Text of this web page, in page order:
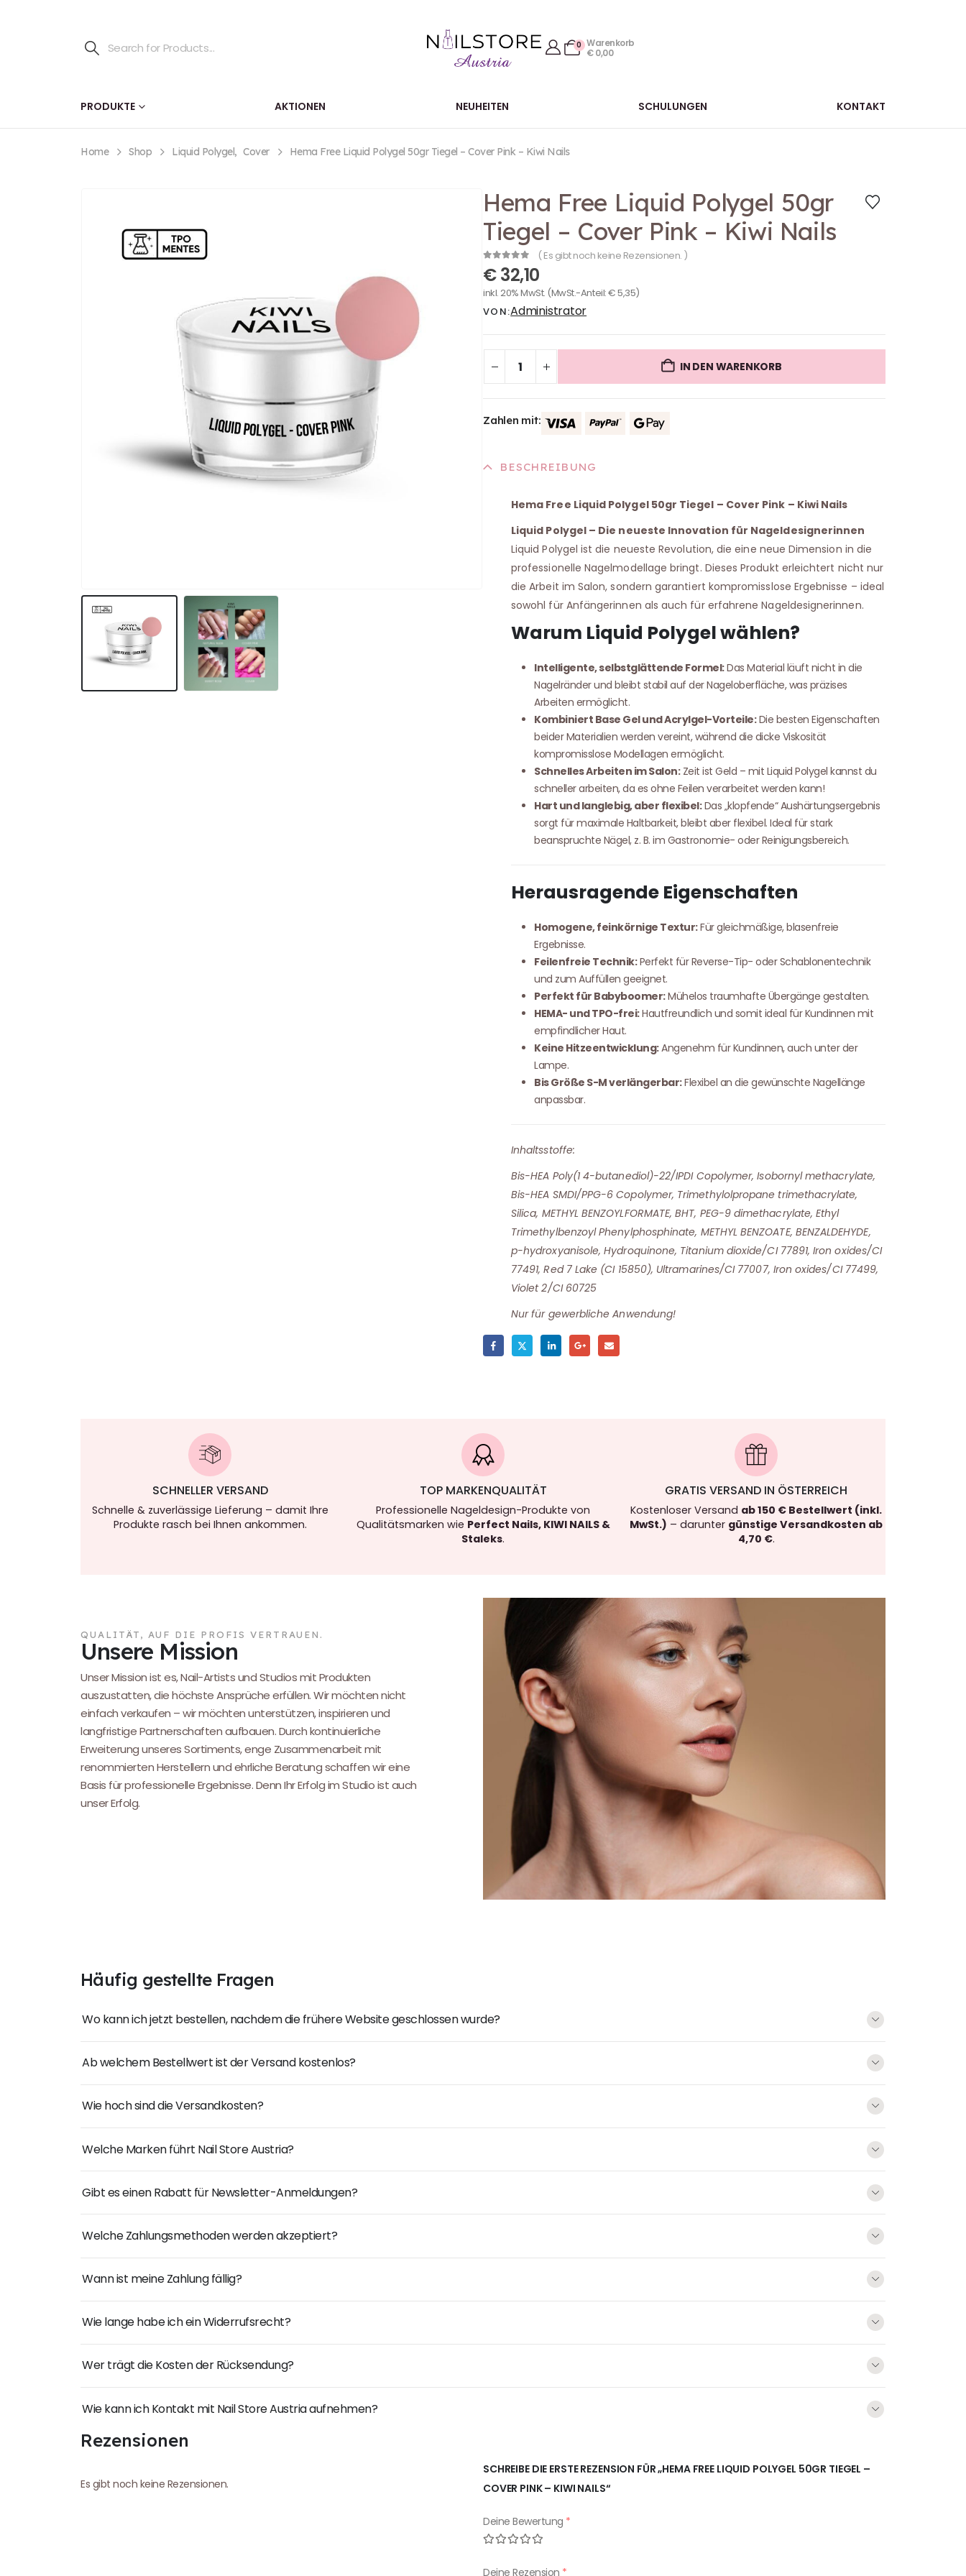
0 Warenkorb
€0,00
PRODUKTE AKTIONEN NEUHEITEN SCHULUNGEN KONTAKT
Home Shop Liquid Polygel, Cover Hema Free Liquid Polygel 50gr Tiegel – Cover Pink – Kiwi Nails
Hema Free Liquid Polygel 50gr
Tiegel – Cover Pink – Kiwi Nails
out of 5
( Es gibt noch keine Rezensionen. )
€32,10
inkl. 20% MwSt. (MwSt.-Anteil:€5,35)
VON:Administrator
IN DEN WARENKORB
Zahlen mit:
BESCHREIBUNG
Hema Free Liquid Polygel 50gr Tiegel – Cover Pink – Kiwi Nails
Liquid Polygel – Die neueste Innovation für Nageldesignerinnen
Liquid Polygel ist die neueste Revolution, die eine neue Dimension in die
professionelle Nagelmodellage bringt. Dieses Produkt erleichtert nicht nur
die Arbeit im Salon, sondern garantiert kompromisslose Ergebnisse – ideal
sowohl für Anfängerinnen als auch für erfahrene Nageldesignerinnen.
Warum Liquid Polygel wählen?
Intelligente, selbstglättende Formel:Das Material läuft nicht in die
Nagelränder und bleibt stabil auf der Nageloberfläche, was präzises
Arbeiten ermöglicht.
Kombiniert Base Gel und Acrylgel-Vorteile:Die besten Eigenschaften
beider Materialien werden vereint, während die dicke Viskosität
kompromisslose Modellagen ermöglicht.
Schnelles Arbeiten im Salon:Zeit ist Geld – mit Liquid Polygel kannst du
schneller arbeiten, da es ohne Feilen verarbeitet werden kann!
Hart und langlebig, aber flexibel:Das „klopfende“ Aushärtungsergebnis
sorgt für maximale Haltbarkeit, bleibt aber flexibel. Ideal für stark
beanspruchte Nägel, z. B. im Gastronomie- oder Reinigungsbereich.
Herausragende Eigenschaften
Homogene, feinkörnige Textur:Für gleichmäßige, blasenfreie
Ergebnisse.
Feilenfreie Technik:Perfekt für Reverse-Tip- oder Schablonentechnik
und zum Auffüllen geeignet.
Perfekt für Babyboomer:Mühelos traumhafte Übergänge gestalten.
HEMA- und TPO-frei:Hautfreundlich und somit ideal für Kundinnen mit
empfindlicher Haut.
Keine Hitzeentwicklung:Angenehm für Kundinnen, auch unter der
Lampe.
Bis Größe S-M verlängerbar:Flexibel an die gewünschte Nagellänge
anpassbar.
Inhaltsstoffe:
Bis-HEA Poly(1 4-butanediol)-22/IPDI Copolymer, Isobornyl methacrylate,
Bis-HEA SMDI/PPG-6 Copolymer, Trimethylolpropane trimethacrylate,
Silica, METHYL BENZOYLFORMATE, BHT, PEG-9 dimethacrylate, Ethyl
Trimethylbenzoyl Phenylphosphinate, METHYL BENZOATE, BENZALDEHYDE,
p-hydroxyanisole, Hydroquinone, Titanium dioxide/CI 77891, Iron oxides/CI
77491, Red 7 Lake (CI 15850), Ultramarines/CI 77007, Iron oxides/CI 77499,
Violet 2/CI 60725
Nur für gewerbliche Anwendung!
SCHNELLER VERSAND
Schnelle & zuverlässige Lieferung – damit Ihre
Produkte rasch bei Ihnen ankommen.
TOP MARKENQUALITÄT
Professionelle Nageldesign-Produkte von
Qualitätsmarken wie Perfect Nails, KIWI NAILS &
Staleks.
GRATIS VERSAND IN ÖSTERREICH
Kostenloser Versand ab 150 € Bestellwert (inkl.
MwSt.) – darunter günstige Versandkosten ab
4,70 €.
QUALITÄT, AUF DIE PROFIS VERTRAUEN.
Unsere Mission
Unser Mission ist es, Nail-Artists und Studios mit Produkten
auszustatten, die höchste Ansprüche erfüllen. Wir möchten nicht
einfach verkaufen – wir möchten unterstützen, inspirieren und
langfristige Partnerschaften aufbauen. Durch kontinuierliche
Erweiterung unseres Sortiments, enge Zusammenarbeit mit
renommierten Herstellern und ehrliche Beratung schaffen wir eine
Basis für professionelle Ergebnisse. Denn Ihr Erfolg im Studio ist auch
unser Erfolg.
Häufig gestellte Fragen
Wo kann ich jetzt bestellen, nachdem die frühere Website geschlossen wurde?
Ab welchem Bestellwert ist der Versand kostenlos?
Wie hoch sind die Versandkosten?
Welche Marken führt Nail Store Austria?
Gibt es einen Rabatt für Newsletter-Anmeldungen?
Welche Zahlungsmethoden werden akzeptiert?
Wann ist meine Zahlung fällig?
Wie lange habe ich ein Widerrufsrecht?
Wer trägt die Kosten der Rücksendung?
Wie kann ich Kontakt mit Nail Store Austria aufnehmen?
Rezensionen
Es gibt noch keine Rezensionen.
SCHREIBE DIE ERSTE REZENSION FÜR „HEMA FREE LIQUID POLYGEL 50GR TIEGEL –
COVER PINK – KIWI NAILS“
Deine Bewertung *
Deine Rezension *